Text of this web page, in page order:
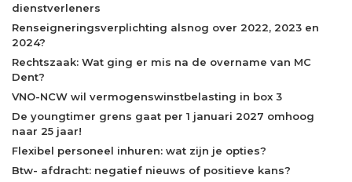
dienstverleners
Renseigneringsverplichting alsnog over 2022, 2023 en
2024?
Rechtszaak: Wat ging er mis na de overname van MC
Dent?
VNO-NCW wil vermogenswinstbelasting in box 3
De youngtimer grens gaat per 1 januari 2027 omhoog
naar 25 jaar!
Flexibel personeel inhuren: wat zijn je opties?
Btw- afdracht: negatief nieuws of positieve kans?